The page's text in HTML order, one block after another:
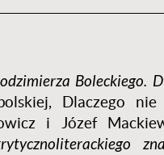
Boleckiego.
Dlaczego
i Józef